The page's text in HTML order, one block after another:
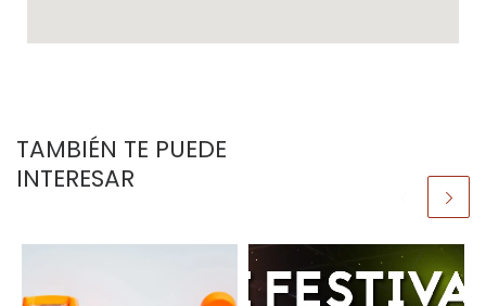
TAMBIÉN TE PUEDE
INTERESAR